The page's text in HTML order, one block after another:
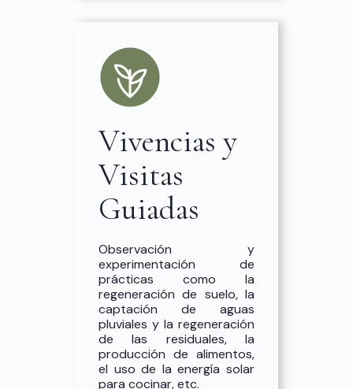
Vivencias y
Visitas
Guiadas
Observación y
experimentación de
prácticas como la
regeneración de suelo, la
captación de aguas
pluviales y la regeneración
de las residuales, la
producción de alimentos,
el uso de la energía solar
para cocinar, etc.